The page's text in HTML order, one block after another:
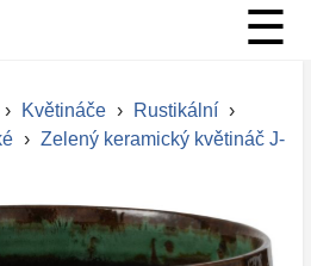
☰
› Květináče › Rustikální ›
› Zelený keramický květináč J-